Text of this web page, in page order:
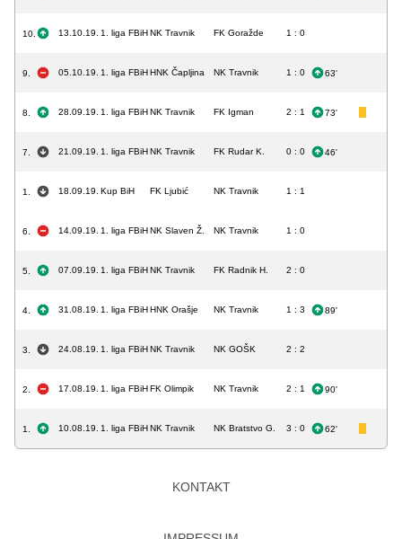
10. 13.10.19. 1. liga FBiHNK Travnik FK Goražde 1 : 0
9. 05.10.19. 1. liga FBiHHNK Čapljina NK Travnik 1 : 0 63'
8. 28.09.19. 1. liga FBiHNK Travnik FK Igman 2 : 1 73'
7. 21.09.19. 1. liga FBiHNK Travnik FK Rudar K. 0 : 0 46'
1. 18.09.19. Kup BiH FK Ljubić NK Travnik 1 : 1
6. 14.09.19. 1. liga FBiHNK Slaven Ž. NK Travnik 1 : 0
5. 07.09.19. 1. liga FBiHNK Travnik FK Radnik H. 2 : 0
4. 31.08.19. 1. liga FBiHHNK Orašje NK Travnik 1 : 3 89'
3. 24.08.19. 1. liga FBiHNK Travnik NK GOŠK 2 : 2
2. 17.08.19. 1. liga FBiHFK Olimpik NK Travnik 2 : 1 90'
1. 10.08.19. 1. liga FBiHNK Travnik NK Bratstvo G. 3 : 0 62'
KONTAKT